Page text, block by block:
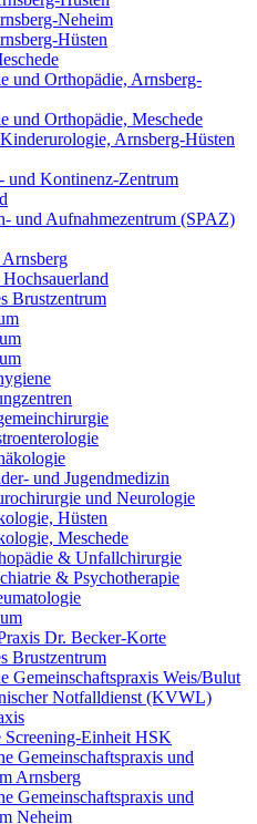
Neheim
Hüsten
und Orthopädie, Arnsberg-
und Orthopädie, Meschede
Arnsberg-Hüsten
und Kontinenz-Zentrum
und Aufnahmezentrum (SPAZ)
Brustzentrum
und Jugendmedizin
und Neurologie
Hüsten
Meschede
& Unfallchirurgie
& Psychotherapie
Dr. Becker-Korte
Brustzentrum
Gemeinschaftspraxis Weis/Bulut
Notfalldienst (KVWL)
Screening-Einheit HSK
Gemeinschaftspraxis und
Arnsberg
Gemeinschaftspraxis und
Neheim